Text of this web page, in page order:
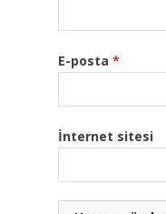
E-posta *
İnternet sitesi